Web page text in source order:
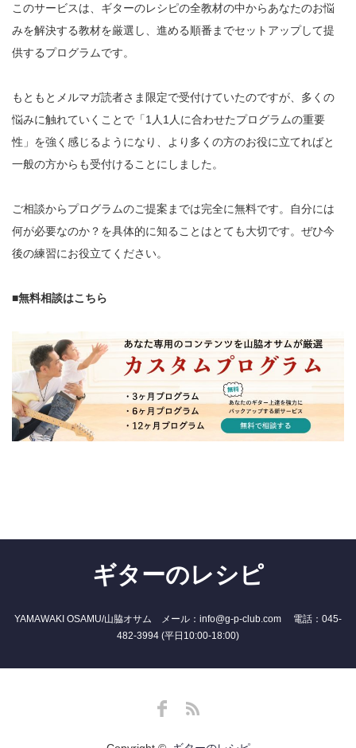
このサービスは、ギターのレシピの全教材の中からあなたのお悩
みを解決する教材を厳選し、進める順番までセットアップして提
供するプログラムです。
もともとメルマガ読者さま限定で受付けていたのですが、多くの
悩みに触れていくことで「1人1人に合わせたプログラムの重要
性」を強く感じるようになり、より多くの方のお役に立てればと
一般の方からも受付けることにしました。
ご相談からプログラムのご提案までは完全に無料です。自分には
何が必要なのか？を具体的に知ることはとても大切です。ぜひ今
後の練習にお役立てください。
■無料相談はこちら
ギターのレシピ
YAMAWAKI OSAMU/山脇オサム メール：info@g-p-club.com 電話：045-
482-3994 (平日10:00-18:00)